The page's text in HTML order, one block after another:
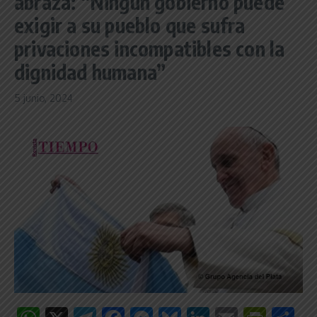
exigir a su pueblo que sufra
privaciones incompatibles con la
dignidad humana”
5 junio, 2024